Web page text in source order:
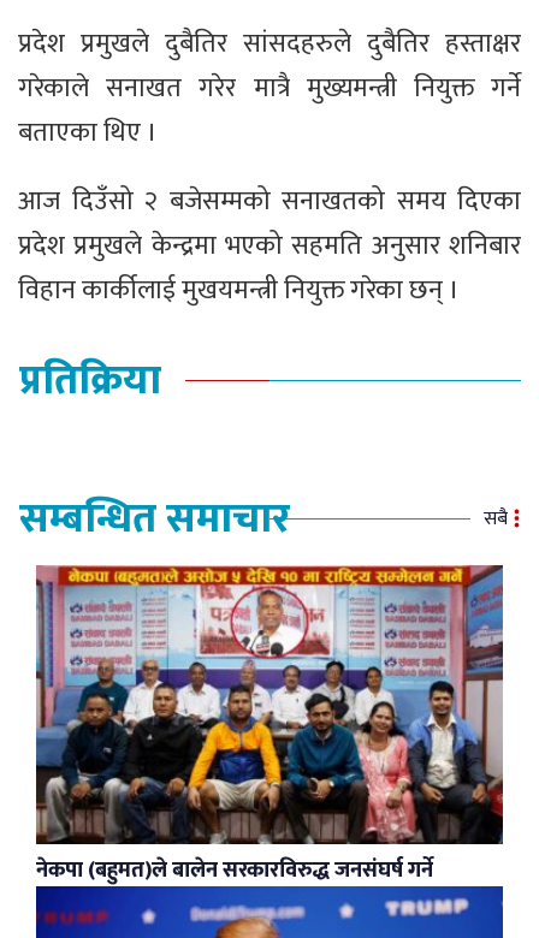
प्रदेश प्रमुखले दुबैतिर सांसदहरुले दुबैतिर हस्ताक्षर
गरेकाले सनाखत गरेर मात्रै मुख्यमन्त्री नियुक्त गर्ने
बताएका थिए ।
आज दिउँसो २ बजेसम्मको सनाखतको समय दिएका
प्रदेश प्रमुखले केन्द्रमा भएको सहमति अनुसार शनिबार
विहान कार्कीलाई मुखयमन्त्री नियुक्त गरेका छन् ।
प्रतिक्रिया
सम्बन्धित समाचार सबै
नेकपा (बहुमत)ले बालेन सरकारविरुद्ध जनसंघर्ष गर्ने